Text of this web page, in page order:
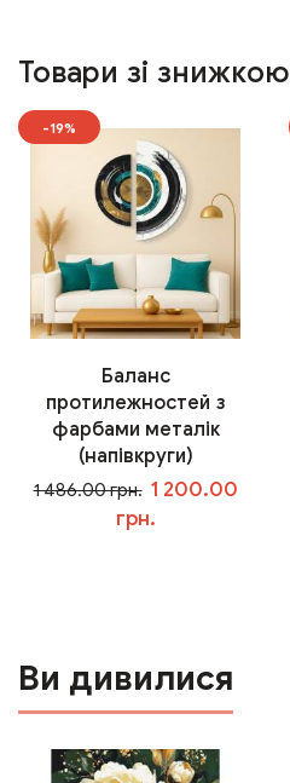
Товари зі знижкою
-19%
Баланс
протилежностей з
фарбами металік
(напівкруги)
1 486.00 грн. 1 200.00
грн.
Ви дивилися